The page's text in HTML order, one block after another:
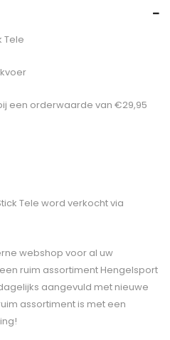
Tele
een orderwaarde van €29,95
Tele word verkocht via
webshop voor al uw
ruim assortiment Hengelsport
aangevuld met nieuwe
assortiment is met een